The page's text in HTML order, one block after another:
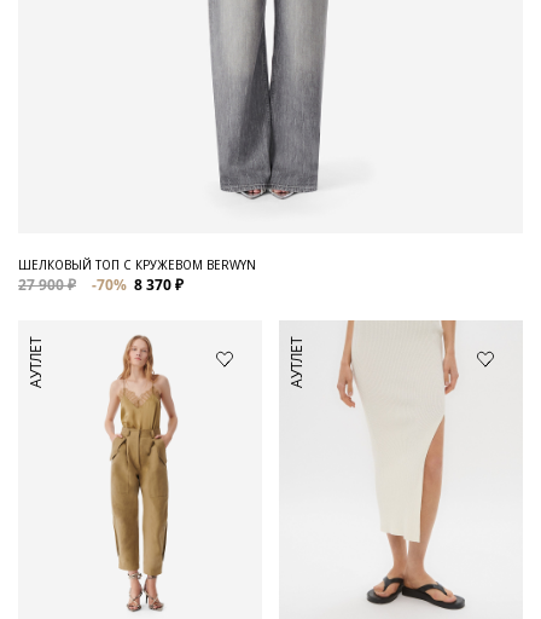
ШЕЛКОВЫЙ ТОП С КРУЖЕВОМ BERWYN
27 900 ₽ -70% 8 370 ₽
АУТЛЕТ АУТЛЕТ